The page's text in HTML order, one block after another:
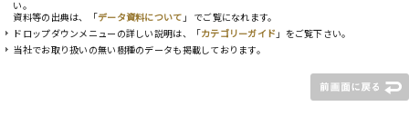
い。
資料等の出典は、「データ資料について 」 でご覧になれます。
ドロップダウンメニューの詳しい説明は、「カテゴリーガイド 」をご覧下さい。
当社でお取り扱いの無い樹種のデータも掲載しております。